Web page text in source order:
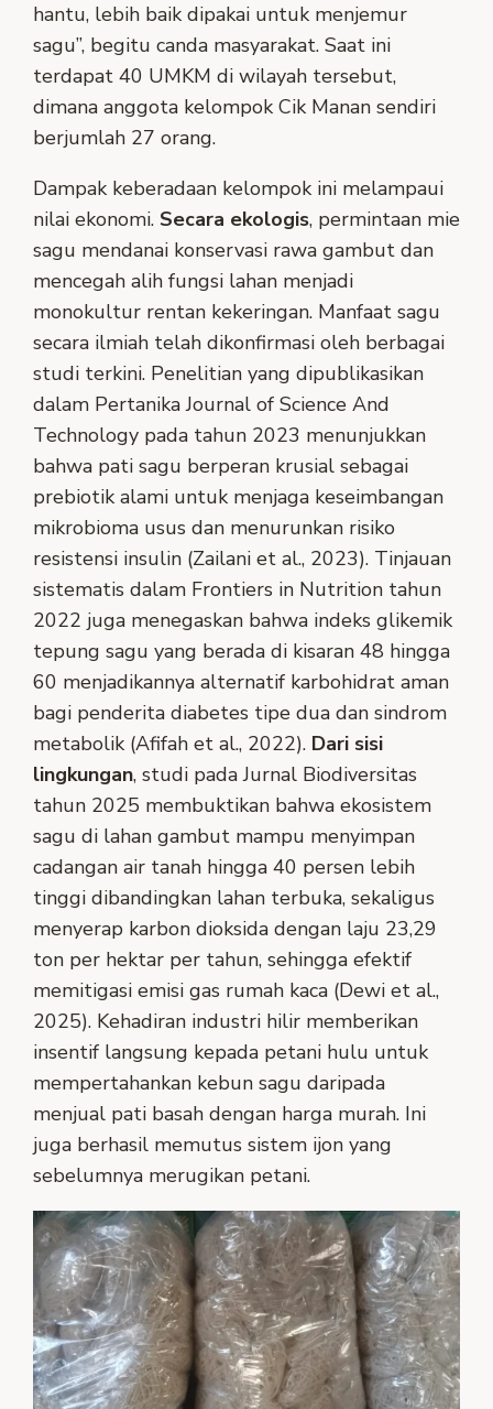
hantu, lebih baik dipakai untuk menjemur
sagu”, begitu canda masyarakat. Saat ini
terdapat 40 UMKM di wilayah tersebut,
dimana anggota kelompok Cik Manan sendiri
berjumlah 27 orang.
Dampak keberadaan kelompok ini melampaui
nilai ekonomi. Secara ekologis, permintaan mie
sagu mendanai konservasi rawa gambut dan
mencegah alih fungsi lahan menjadi
monokultur rentan kekeringan. Manfaat sagu
secara ilmiah telah dikonfirmasi oleh berbagai
studi terkini. Penelitian yang dipublikasikan
dalam Pertanika Journal of Science And
Technology pada tahun 2023 menunjukkan
bahwa pati sagu berperan krusial sebagai
prebiotik alami untuk menjaga keseimbangan
mikrobioma usus dan menurunkan risiko
resistensi insulin (Zailani et al., 2023). Tinjauan
sistematis dalam Frontiers in Nutrition tahun
2022 juga menegaskan bahwa indeks glikemik
tepung sagu yang berada di kisaran 48 hingga
60 menjadikannya alternatif karbohidrat aman
bagi penderita diabetes tipe dua dan sindrom
metabolik (Afifah et al., 2022). Dari sisi
lingkungan, studi pada Jurnal Biodiversitas
tahun 2025 membuktikan bahwa ekosistem
sagu di lahan gambut mampu menyimpan
cadangan air tanah hingga 40 persen lebih
tinggi dibandingkan lahan terbuka, sekaligus
menyerap karbon dioksida dengan laju 23,29
ton per hektar per tahun, sehingga efektif
memitigasi emisi gas rumah kaca (Dewi et al.,
2025). Kehadiran industri hilir memberikan
insentif langsung kepada petani hulu untuk
mempertahankan kebun sagu daripada
menjual pati basah dengan harga murah. Ini
juga berhasil memutus sistem ijon yang
sebelumnya merugikan petani.